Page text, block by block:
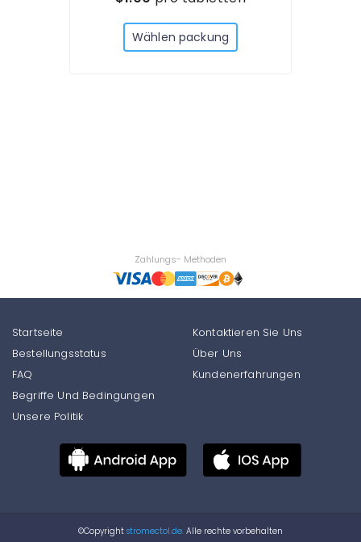
Wählen packung
Zahlungs- Methoden
Startseite
Bestellungsstatus
FAQ
Kontaktieren Sie Uns
Über Uns
Kundenerfahrungen
Begriffe Und Bedingungen
Unsere Politik
©Copyright stromectol.de. Alle rechte vorbehalten